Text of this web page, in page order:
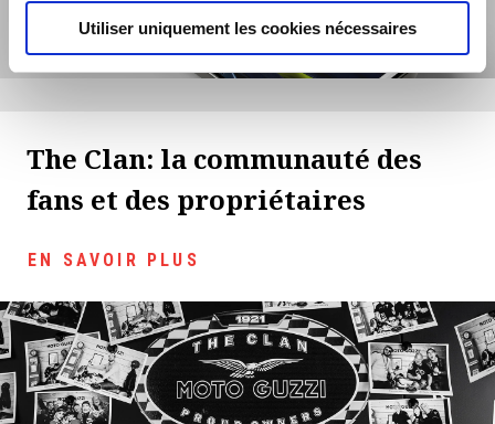
Utiliser uniquement les cookies nécessaires
The Clan: la communauté des
fans et des propriétaires
EN SAVOIR PLUS